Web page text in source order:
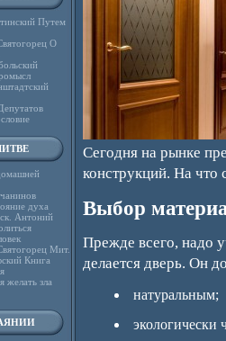
Путем
О
духа
Антоний
Мит.
Книга
желать зла
Сегодня на рынке
конструкций. На что
Выбор
Прежде всего, надо
делается дверь. Он
натуральным;
экологически